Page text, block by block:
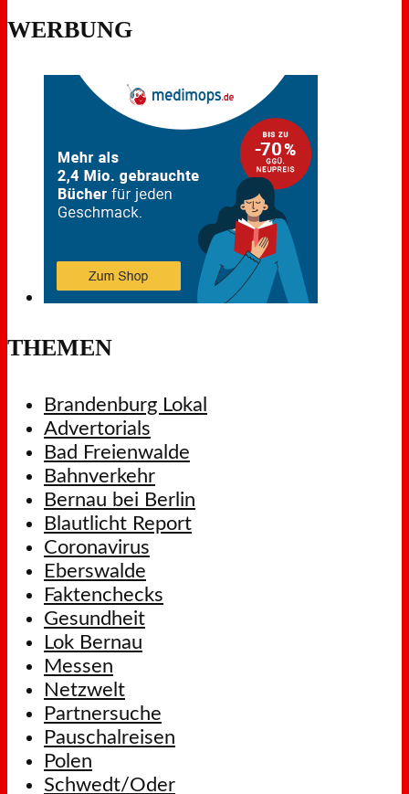
WERBUNG
THEMEN
Brandenburg Lokal
Advertorials
Bad Freienwalde
Bahnverkehr
Bernau bei Berlin
Blautlicht Report
Coronavirus
Eberswalde
Faktenchecks
Gesundheit
Lok Bernau
Messen
Netzwelt
Partnersuche
Pauschalreisen
Polen
Schwedt/Oder